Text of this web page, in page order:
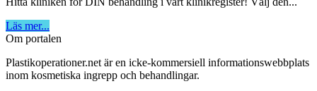
Läs mer...
Om portalen
Plastikoperationer.net är en icke-kommersiell informationswebbplats
inom kosmetiska ingrepp och behandlingar.